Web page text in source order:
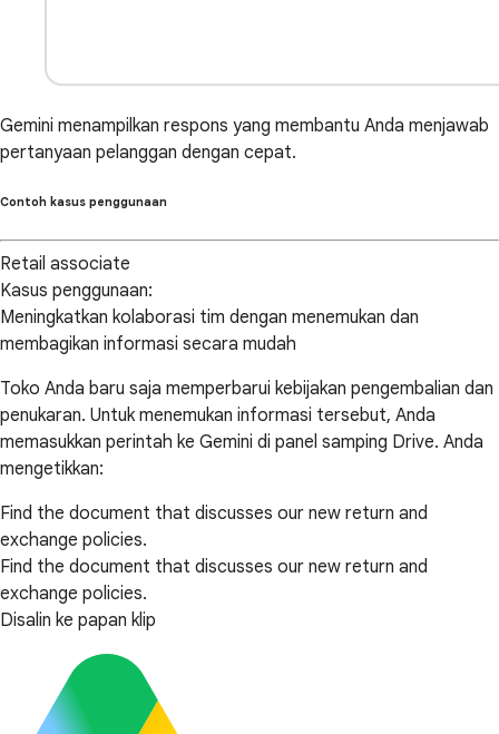
Gemini menampilkan respons yang membantu Anda menjawab
pertanyaan pelanggan dengan cepat.
Contoh kasus penggunaan
Retail associate
Kasus penggunaan:
Meningkatkan kolaborasi tim dengan menemukan dan
membagikan informasi secara mudah
Toko Anda baru saja memperbarui kebijakan pengembalian dan
penukaran. Untuk menemukan informasi tersebut, Anda
memasukkan perintah ke Gemini di panel samping Drive. Anda
mengetikkan:
Find the document that discusses our new return and
exchange policies.
Find the document that discusses our new return and
exchange policies.
Disalin ke papan klip